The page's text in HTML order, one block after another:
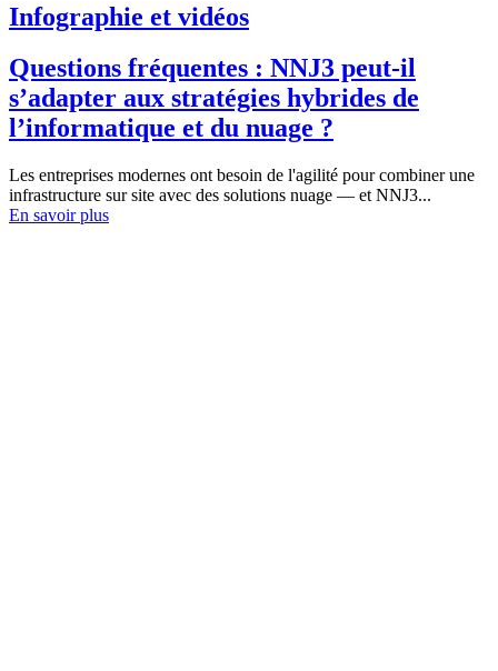
Infographie et vidéos
Questions fréquentes : NNJ3 peut-il
s’adapter aux stratégies hybrides de
l’informatique et du nuage ?
Les entreprises modernes ont besoin de l'agilité pour combiner une
infrastructure sur site avec des solutions nuage — et NNJ3...
En savoir plus